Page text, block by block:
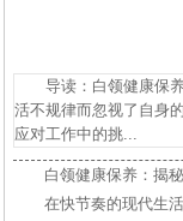
导读：白领健康保养
活不规律而忽视了自身
应对工作中的挑...
白领健康保养：揭
在快节奏的现代生